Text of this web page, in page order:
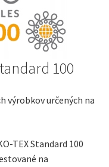
100
výrobkov určených na
TEX Standard 100
na